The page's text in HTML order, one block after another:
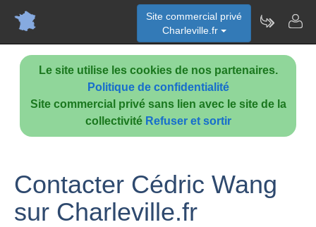
Le site utilise les cookies de nos partenaires.
Politique de confidentialité
Site commercial privé sans lien avec le site de la
collectivité Refuser et sortir
Site commercial privé
Charleville.fr
Contacter Cédric Wang
sur Charleville.fr